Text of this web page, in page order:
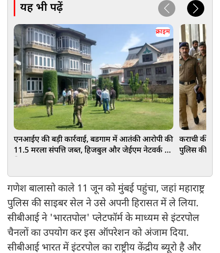
यह भी पढ़ें
क्राइम
एनआईए की बड़ी कार्रवाई, बडगाम में आतंकी आरोपी की
11.5 मरला संपत्ति जब्त, हिजबुल और जेईएम नेटवर्क पर
कराची की
पुलिस की
गणेश बालासो काले 11 जून को मुंबई पहुंचा, जहां महाराष्ट्र
पुलिस की साइबर सेल ने उसे अपनी हिरासत में ले लिया.
सीबीआई ने 'भारतपोल' प्लेटफॉर्म के माध्यम से इंटरपोल
चैनलों का उपयोग कर इस ऑपरेशन को अंजाम दिया.
सीबीआई भारत में इंटरपोल का राष्ट्रीय केंद्रीय ब्यूरो है और